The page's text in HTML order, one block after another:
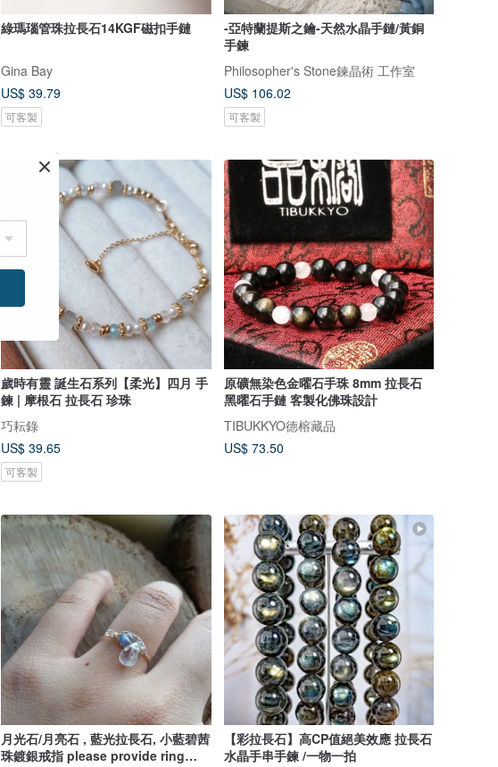
綠瑪瑙管珠拉長石14KGF磁扣手鏈
Gina Bay
US$ 39.79
可客製
-亞特蘭提斯之鑰-天然水晶手鏈/黃銅
手鍊
Philosopher's Stone鍊晶術 工作室
US$ 106.02
可客製
歲時有靈 誕生石系列【柔光】四月 手
鍊 | 摩根石 拉長石 珍珠
巧耘錄
US$ 39.65
可客製
原礦無染色金曜石手珠 8mm 拉長石
黑曜石手鏈 客製化佛珠設計
TIBUKKYO德榕藏品
US$ 73.50
月光石/月亮石 , 藍光拉長石, 小藍碧茜
珠鍍銀戒指 please provide ring
【彩拉長石】高CP值絕美效應 拉長石
水晶手串手鍊 /一物一拍